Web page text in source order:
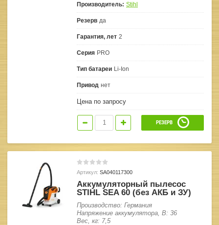
Производитель: Stihl
Резерв да
Гарантия, лет 2
Серия PRO
Тип батареи Li-Ion
Привод нет
Цена по запросу
РЕЗЕРВ
Артикул: SA040117300
Аккумуляторный пылесос
STIHL SEA 60 (без АКБ и ЗУ)
Производство: Германия
Напряжение аккумулятора, В: 36
Вес, кг: 7,5